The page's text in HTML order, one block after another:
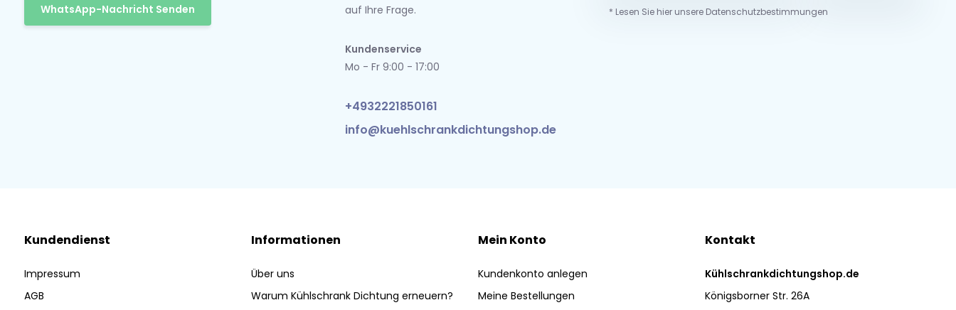
WhatsApp-Nachricht Senden
auf Ihre Frage.
Kundenservice
Mo - Fr 9:00 - 17:00
+4932221850161
info@kuehlschrankdichtungshop.de
* Lesen Sie hier unsere Datenschutzbestimmungen
Kundendienst
Impressum
AGB
Informationen
Über uns
Warum Kühlschrank Dichtung erneuern?
Mein Konto
Kundenkonto anlegen
Meine Bestellungen
Kontakt
Kühlschrankdichtungshop.de
Königsborner Str. 26A